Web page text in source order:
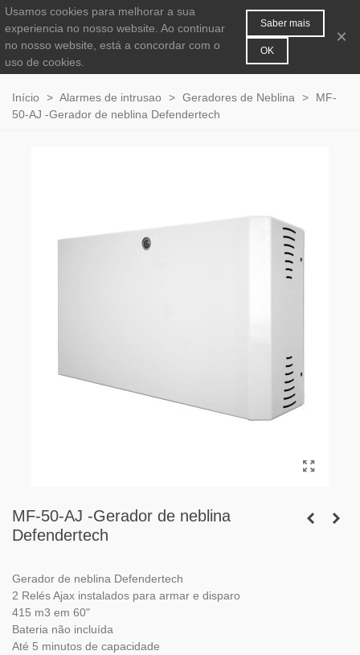
0
Início > Alarmes de intrusao > Geradores de Neblina >
MF-
50-AJ -Gerador de neblina Defendertech
MF-50-AJ -Gerador de neblina
Defendertech
Gerador de neblina Defendertech
2 Relés Ajax instalados para armar e disparo
415 m3 em 60"
Bateria não incluída
Até 5 minutos de capacidade
Usamos cookies para melhorar a sua
experiencia no nosso website. Ao continuar
no nosso website, está a concordar com o
uso de cookies.
Saber mais
OK
×